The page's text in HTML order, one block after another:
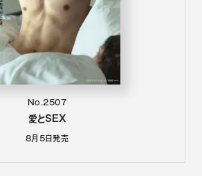
No.2507
愛とSEX
8月5日発売